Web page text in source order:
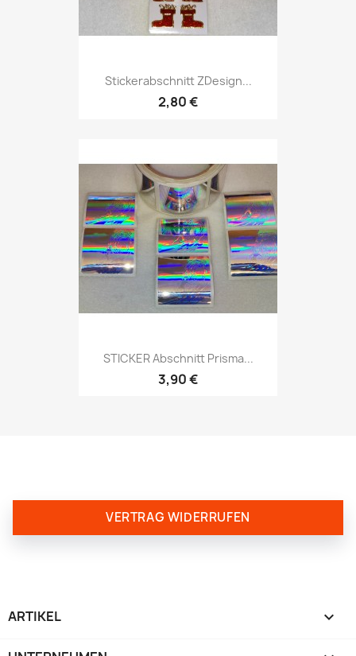
Stickerabschnitt ZDesign...
2,80 €
STICKER Abschnitt Prisma...
3,90 €
VERTRAG WIDERRUFEN
ARTIKEL 